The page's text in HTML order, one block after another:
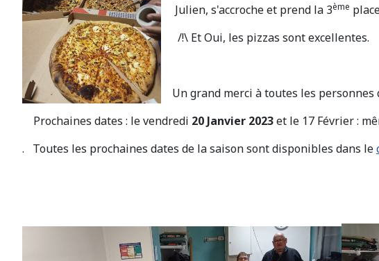
Julien, s'accroche et prend la 3ème
/!\ Et Oui, les pizzas sont excellentes.
Un grand merci à toutes les
Prochaines dates : le vendredi 20 Janvier 2023et le 17 Février :
. Toutes les prochaines dates de la saison sont disponibles dans le